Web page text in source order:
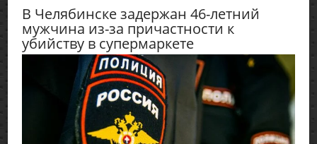
В Челябинске задержан 46-летний
мужчина из-за причастности к
убийству в супермаркете